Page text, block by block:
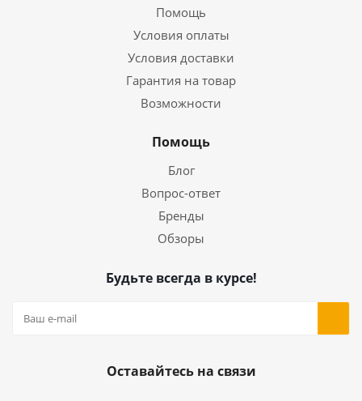
Помощь
Условия оплаты
Условия доставки
Гарантия на товар
Возможности
Помощь
Блог
Вопрос-ответ
Бренды
Обзоры
Будьте всегда в курсе!
Оставайтесь на связи